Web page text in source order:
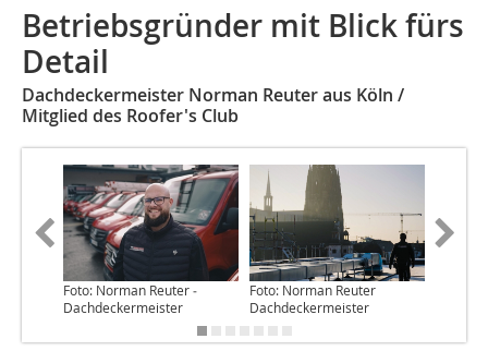
Betriebsgründer mit Blick fürs
Detail
Dachdeckermeister Norman Reuter aus Köln /
Mitglied des Roofer's Club
Foto: Norman Reuter ­
Dachdeckermeister
Foto: Norman Reuter
Dachdeckermeister